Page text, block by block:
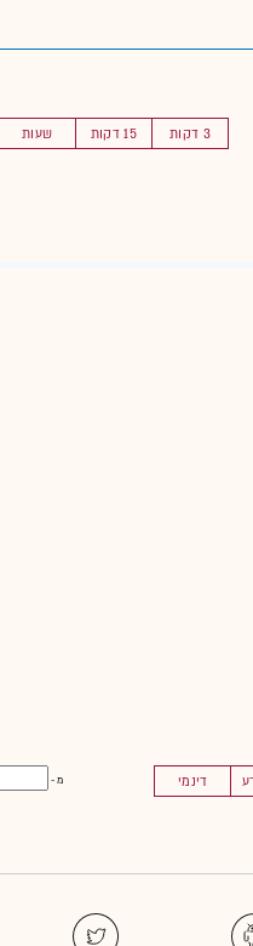
שעות 15 דקות 3 דקות
דינמי מ -